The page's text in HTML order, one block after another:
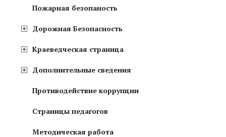
Пожарная безопаность
Дорожная Безопасность
Краеведческая страница
Дополнительные сведения
Противодействие коррупции
Страницы педагогов
Методическая работа